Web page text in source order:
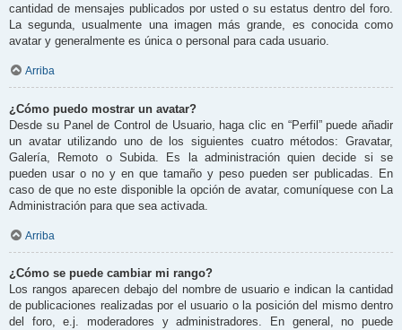
cantidad de mensajes publicados por usted o su estatus dentro del foro.
La segunda, usualmente una imagen más grande, es conocida como
avatar y generalmente es única o personal para cada usuario.
Arriba
¿Cómo puedo mostrar un avatar?
Desde su Panel de Control de Usuario, haga clic en “Perfil” puede añadir
un avatar utilizando uno de los siguientes cuatro métodos: Gravatar,
Galería, Remoto o Subida. Es la administración quien decide si se
pueden usar o no y en que tamaño y peso pueden ser publicadas. En
caso de que no este disponible la opción de avatar, comuníquese con La
Administración para que sea activada.
Arriba
¿Cómo se puede cambiar mi rango?
Los rangos aparecen debajo del nombre de usuario e indican la cantidad
de publicaciones realizadas por el usuario o la posición del mismo dentro
del foro, e.j. moderadores y administradores. En general, no puede